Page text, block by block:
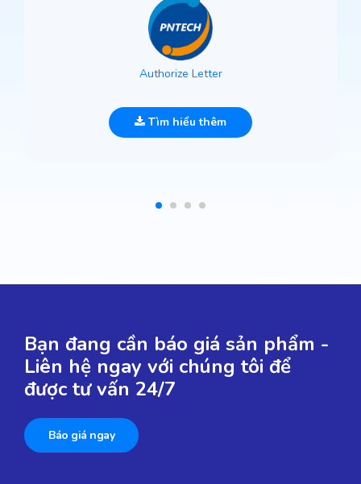
Authorize Letter
Tìm hiểu thêm
Bạn đang cần báo giá sản phẩm -
Liên hệ ngay với chúng tôi để
được tư vấn 24/7
Báo giá ngay